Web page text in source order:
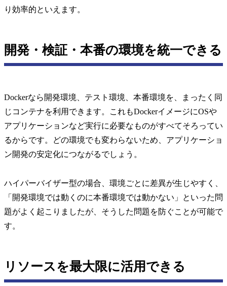
り効率的といえます。
開発・検証・本番の環境を統一できる
Dockerなら開発環境、テスト環境、本番環境を、まったく同
じコンテナを利用できます。これもDockerイメージにOSや
アプリケーションなど実行に必要なものがすべてそろってい
るからです。どの環境でも変わらないため、アプリケーショ
ン開発の安定化につながるでしょう。
ハイパーバイザー型の場合、環境ごとに差異が生じやすく、
「開発環境では動くのに本番環境では動かない」といった問
題がよく起こりましたが、そうした問題を防ぐことが可能で
す。
リソースを最大限に活用できる